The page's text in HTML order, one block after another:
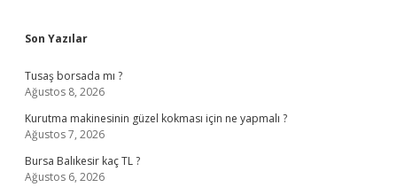
Sidebar
Son Yazılar
Tusaş borsada mı ?
Ağustos 8, 2026
Kurutma makinesinin güzel kokması için ne yapmalı ?
Ağustos 7, 2026
Bursa Balıkesir kaç TL ?
Ağustos 6, 2026